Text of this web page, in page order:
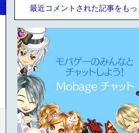
最近コメントされた記事をもっ